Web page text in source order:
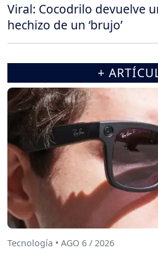
Viral: Cocodrilo devuelve
hechizo de un ‘brujo’
+
Tecnología • AGO 6 / 2026